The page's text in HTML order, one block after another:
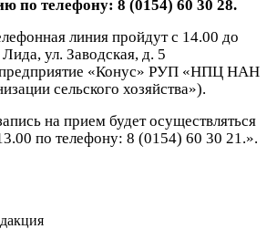
по телефону: 8 (0154) 60 30 28.
линия пройдут с 14.00 до
ул. Заводская, д. 5
предприятие «Конус» РУП «НПЦ НАН
сельского хозяйства»).
на прием будет осуществляться
по телефону: 8 (0154) 60 30 21.».